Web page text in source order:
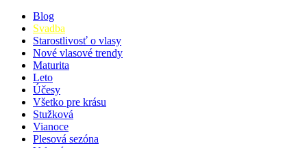
Blog
Svadba
Starostlivosť o vlasy
Nové vlasové trendy
Maturita
Leto
Účesy
Všetko pre krásu
Stužková
Vianoce
Plesová sezóna